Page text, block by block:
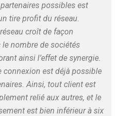
possibles est
tire profit du réseau.
croît de façon
nombre de sociétés
ainsi l’effet de synergie.
connexion est déjà possible
Ainsi, tout client est
relié aux autres, et le
est bien inférieur à six